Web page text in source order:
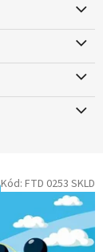
Kód: FTD 0253 SKLD